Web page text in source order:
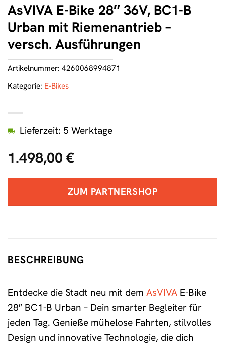
AsVIVA E-Bike 28″ 36V, BC1-B
Urban mit Riemenantrieb –
versch. Ausführungen
1.498,00 €
Lieferzeit: 5 Werktage
ZUM PARTNERSHOP
Artikelnummer: 4260068994871
Kategorie: E-Bikes
BESCHREIBUNG
Entdecke die Stadt neu mit dem AsVIVA E-Bike
28″ BC1-B Urban – Dein smarter Begleiter für
jeden Tag. Genieße mühelose Fahrten, stilvolles
Design und innovative Technologie, die dich